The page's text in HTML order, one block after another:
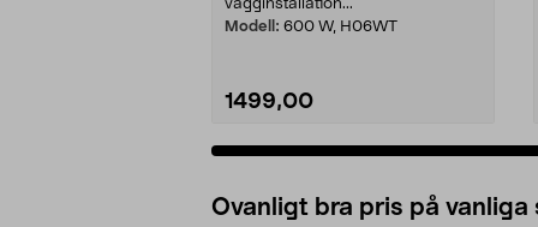
vägginstallation...
Modell: 600 W, H06WT
1499,00
Ovanligt bra pris på vanliga